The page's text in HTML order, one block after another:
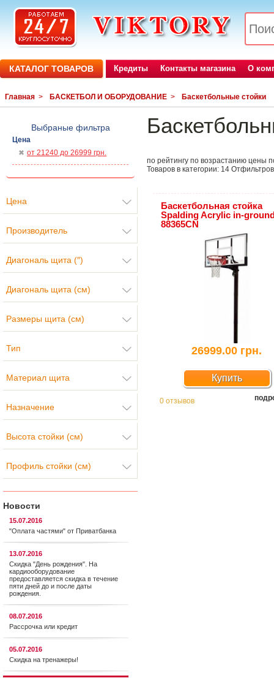
КАТАЛОГ ТОВАРОВ Кредиты Контакты магазина О
Главная > БАСКЕТБОЛ И ОБОРУДОВАНИЕ > Баскетбольные стойки
Выбраные фильтра
Цена
от 21240 до 26999 грн.
Цена
Производитель
Диагональ щита (″)
Диагональ щита (см)
Размеры щита (см)
Тип
Материал щита
Назначение
Высота стойки (см)
Профиль стойки (см)
Новости
15.07.2016
"Оплата частями" от Приватбанка
13.07.2016
Скидка "День рождения". На
кардиооборудование
предоставляется cкидка в течение
пяти дней до и после даты
рождения.
08.07.2016
Рассрочка или кредит
05.07.2016
Скидка на тренажеры!
по рейтингу по возрастанию цены
Товаров в категории: 14
Баскетбольная стойка
Spalding Acrylic in-
88365CN
26999.00 грн.
Купить
0 отзывов